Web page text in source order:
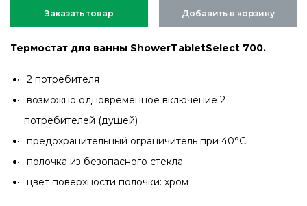
Заказать товар Добавить в корзину
Термостат для ванны ShowerTabletSelect 700.
2 потребителя
возможно одновременное включение 2
потребителей (душей)
предохранительный ограничитель при 40°C
полочка из безопасного стекла
цвет поверхности полочки: хром